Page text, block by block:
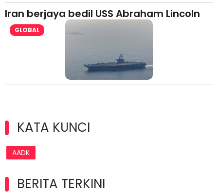
Iran berjaya bedil USS Abraham Lincoln
GLOBAL
KATA KUNCI
AADK
BERITA TERKINI